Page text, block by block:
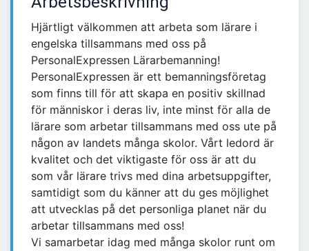
Hjärtligt välkommen att arbeta som lärare i
engelska tillsammans med oss på
PersonalExpressen Lärarbemanning!
PersonalExpressen är ett bemanningsföretag
som finns till för att skapa en positiv skillnad
för människor i deras liv, inte minst för alla de
lärare som arbetar tillsammans med oss ute på
någon av landets många skolor. Vårt ledord är
kvalitet och det viktigaste för oss är att du
som vår lärare trivs med dina arbetsuppgifter,
samtidigt som du känner att du ges möjlighet
att utvecklas på det personliga planet när du
arbetar tillsammans med oss!
Vi samarbetar idag med många skolor runt om